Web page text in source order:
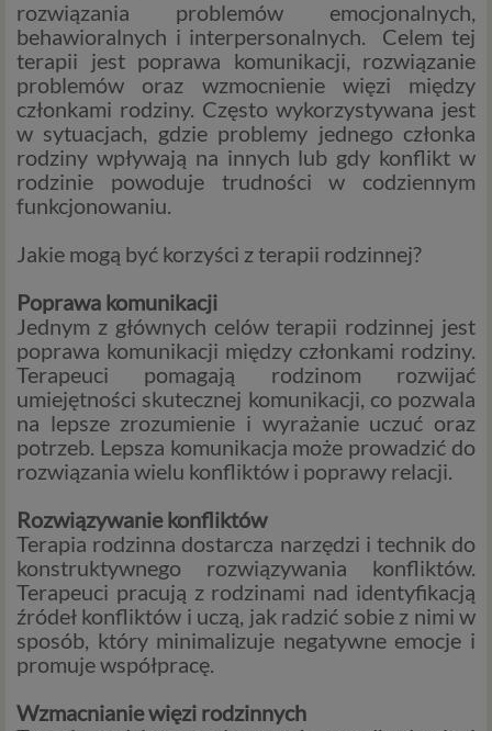
rozwiązania problemów emocjonalnych,
behawioralnych i interpersonalnych. Celem tej
terapii jest poprawa komunikacji, rozwiązanie
problemów oraz wzmocnienie więzi między
członkami rodziny. Często wykorzystywana jest
w sytuacjach, gdzie problemy jednego członka
rodziny wpływają na innych lub gdy konflikt w
rodzinie powoduje trudności w codziennym
funkcjonowaniu.
Jakie mogą być korzyści z terapii rodzinnej?
Poprawa komunikacji
Jednym z głównych celów terapii rodzinnej jest
poprawa komunikacji między członkami rodziny.
Terapeuci pomagają rodzinom rozwijać
umiejętności skutecznej komunikacji, co pozwala
na lepsze zrozumienie i wyrażanie uczuć oraz
potrzeb. Lepsza komunikacja może prowadzić do
rozwiązania wielu konfliktów i poprawy relacji.
Rozwiązywanie konfliktów
Terapia rodzinna dostarcza narzędzi i technik do
konstruktywnego rozwiązywania konfliktów.
Terapeuci pracują z rodzinami nad identyfikacją
źródeł konfliktów i uczą, jak radzić sobie z nimi w
sposób, który minimalizuje negatywne emocje i
promuje współpracę.
Wzmacnianie więzi rodzinnych